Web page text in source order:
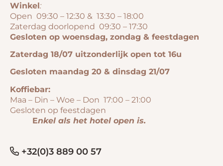
Winkel:
Open 09:30 – 12:30 & 13:30 – 18:00
Zaterdag doorlopend 09:30 – 17:30
Gesloten op woensdag, zondag & feestdagen
Zaterdag 18/07 uitzonderlijk open tot 16u
Gesloten maandag 20 & dinsdag 21/07
Koffiebar:
Maa – Din – Woe – Don 17:00 – 21:00
Gesloten op feestdagen
Enkel als het hotel open is.
+32(0)3 889 00 57